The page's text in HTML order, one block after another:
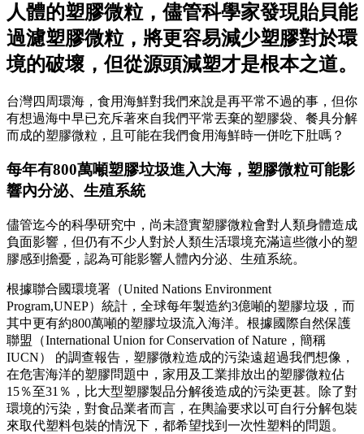
人體的塑膠微粒，儘管科學家發現貽貝能
過濾塑膠微粒，將更容易減少塑膠對於環
境的破壞，但從源頭減塑才是根本之道。
台灣四周環海，食用海鮮對我們來說是再平常不過的事，但你
有想過海中早已充斥著來自我們平常丟棄的塑膠袋、餐具分解
而成的塑膠微粒，且可能在我們食用海鮮時一併吃下肚嗎？
每年有800萬噸塑膠垃圾進入大海，塑膠微粒可能影
響內分泌、生殖系統
儘管迄今的科學研究中，尚未證實塑膠微粒會對人類身體造成
負面影響，但仍有不少人對於人類生活環境充滿這些微小的塑
膠感到擔憂，認為可能影響人體內分泌、生殖系統。
根據聯合國環境署（United Nations Environment
Program,UNEP）統計，全球每年製造約3億噸的塑膠垃圾，而
其中更有約800萬噸的塑膠垃圾流入海洋。根據國際自然保護
聯盟（International Union for Conservation of Nature，簡稱
IUCN） 的調查報告，塑膠微粒造成的污染遠超過我們想像，
在危害海洋的塑膠問題中，家用及工業排放出的塑膠微粒佔
15％至31％，比大型塑膠製品分解後造成的污染更甚。除了對
環境的污染，對食品業者而言，在輿論要求以可自行分解包裝
來取代塑料包裝的情況下，都希望找到一次性塑料的問題。